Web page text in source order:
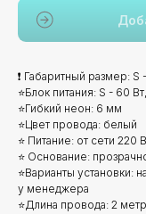
❗ Габаритный размер:
⭐Блок питания: S - 60
⭐Гибкий неон: 6 мм
⭐Цвет провода: белый
⭐ Питание: от сети 220
⭐ Основание:
⭐Варианты установки:
у менеджера
⭐Длина провода: 2